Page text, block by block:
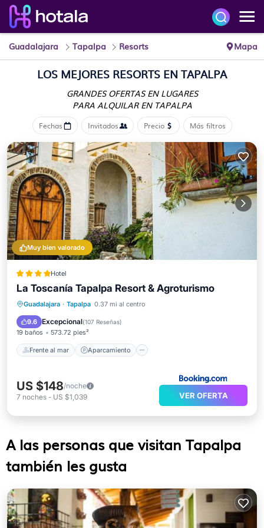
Guadalajara Tapalpa Resorts Mapa
LOS MEJORES RESORTS EN TAPALPA
GRANDES OFERTAS EN LUGARES
PARA ALQUILAR EN TAPALPA
Fechas Invitados Precio Más filtros
Muy bien valorado
Hotel
La Toscanía Tapalpa Resort & Agroturismo
Guadalajara · Tapalpa 0.37 mi al centro
9.6 Excepcional(107 Reseñas)
19 baños 573.72 pies²
Frente al mar Aparcamiento
Frente al mar Aparcamiento
Vista al mar
US $148/noche
7 noches - US $1,039 VER OFERTA
A las personas que visitan Tapalpa
también les gusta